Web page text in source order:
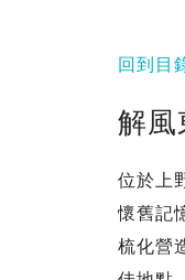
回到目
解風
位於上
懷舊記
梳化營